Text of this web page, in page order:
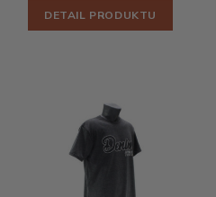
DETAIL PRODUKTU